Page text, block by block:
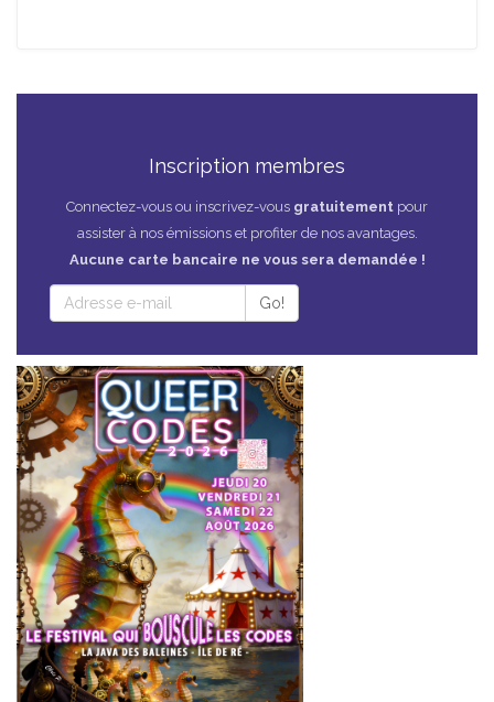
Inscription membres
Connectez-vous ou inscrivez-vous gratuitement pour
assister à nos émissions et profiter de nos avantages.
Aucune carte bancaire ne vous sera demandée !
Go!